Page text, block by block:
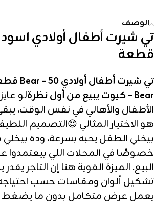
الوصف
قطعة
تي شيرت أطفال أولادي Bear – 50 قطعة
Bear – كيوت يبيع من أول نظرة
لو
الأطفال والأهالي في نفس الوقت،
هو الاختيار المثالي 😍التصميم
بيخلي الطفل يحبه بسرعة، وده بيخلي
خصوصًا في المحلات اللي بيعتمدوا
البيع. الميزة القوية هنا إن التاجر
تشكيل ألوان ومقاسات حسب
يعمل عرض متكامل بدون ما يضغط